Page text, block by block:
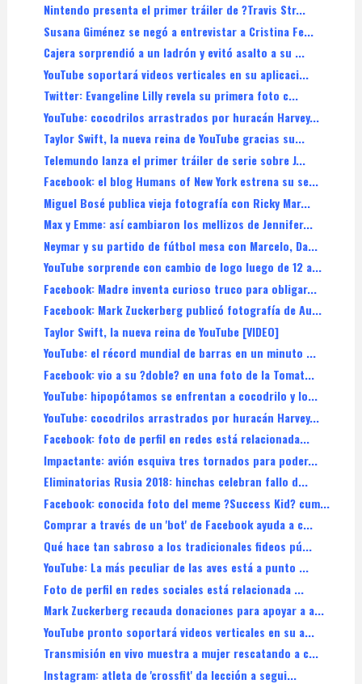
Nintendo presenta el primer tráiler de ?Travis Str...
Susana Giménez se negó a entrevistar a Cristina Fe...
Cajera sorprendió a un ladrón y evitó asalto a su ...
YouTube soportará videos verticales en su aplicaci...
Twitter: Evangeline Lilly revela su primera foto c...
YouTube: cocodrilos arrastrados por huracán Harvey...
Taylor Swift, la nueva reina de YouTube gracias su...
Telemundo lanza el primer tráiler de serie sobre J...
Facebook: el blog Humans of New York estrena su se...
Miguel Bosé publica vieja fotografía con Ricky Mar...
Max y Emme: así cambiaron los mellizos de Jennifer...
Neymar y su partido de fútbol mesa con Marcelo, Da...
YouTube sorprende con cambio de logo luego de 12 a...
Facebook: Madre inventa curioso truco para obligar...
Facebook: Mark Zuckerberg publicó fotografía de Au...
Taylor Swift, la nueva reina de YouTube [VIDEO]
YouTube: el récord mundial de barras en un minuto ...
Facebook: vio a su ?doble? en una foto de la Tomat...
YouTube: hipopótamos se enfrentan a cocodrilo y lo...
YouTube: cocodrilos arrastrados por huracán Harvey...
Facebook: foto de perfil en redes está relacionada...
Impactante: avión esquiva tres tornados para poder...
Eliminatorias Rusia 2018: hinchas celebran fallo d...
Facebook: conocida foto del meme ?Success Kid? cum...
Comprar a través de un 'bot' de Facebook ayuda a c...
Qué hace tan sabroso a los tradicionales fideos pú...
YouTube: La más peculiar de las aves está a punto ...
Foto de perfil en redes sociales está relacionada ...
Mark Zuckerberg recauda donaciones para apoyar a a...
YouTube pronto soportará videos verticales en su a...
Transmisión en vivo muestra a mujer rescatando a c...
Instagram: atleta de 'crossfit' da lección a segui...